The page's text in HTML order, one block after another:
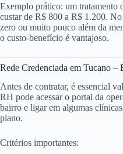
Exemplo prático: um tratamento
custar de R$ 800 a R$ 1.200.
zero ou muito pouco além da
o custo-benefício é vantajoso.
Rede Credenciada em Tucano –
Antes de contratar, é essencial
RH pode acessar o portal da
bairro e ligar em algumas
plano.
Critérios importantes: